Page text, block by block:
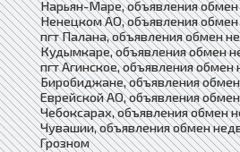
Нарьян-Маре, объявления
Ненецком АО, объявления
пгт Палана, объявления обмен
Кудымкаре, объявления обмен
пгт Агинское, объявления
Биробиджане, объявления
Еврейской АО, объявления
Чебоксарах, объявления обмен
Чувашии, объявления обмен
Грозном